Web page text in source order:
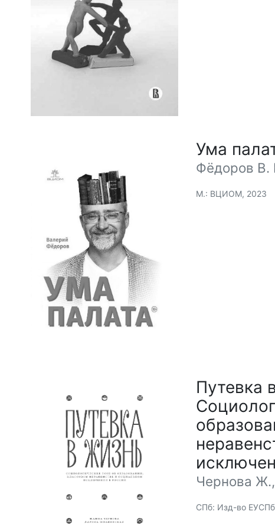
Ума
Фёдоров В.
М.: ВЦИОМ, 2023
Путевка
Чернова
СПб: Изд-во